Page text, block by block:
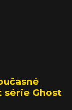
série Ghost